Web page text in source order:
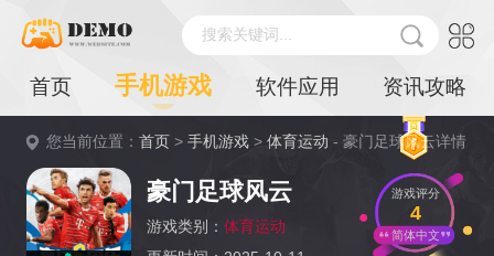
搜索关键词...
首页 手机游戏 软件应用 资讯攻略
您当前位置：首页 >手机游戏 >体育运动 - 豪门足球风云详情
豪门足球风云
游戏类别： 体育运动
游戏评分
4
简体中文